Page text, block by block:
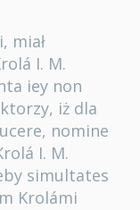
miał
I. M.
iey non
iż dla
nomine
I. M.
simultates
Krolámi